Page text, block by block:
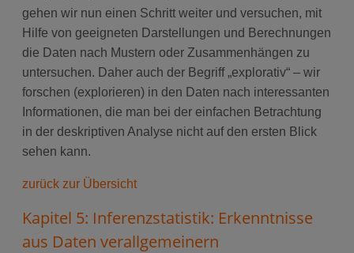
gehen wir nun einen Schritt weiter und versuchen, mit
Hilfe von geeigneten Darstellungen und Berechnungen
die Daten nach Mustern oder Zusammenhängen zu
untersuchen. Daher auch der Begriff „explorativ“ – wir
forschen (explorieren) in den Daten nach interessanten
Informationen, die man bei der einfachen Betrachtung
in der deskriptiven Analyse nicht auf den ersten Blick
sehen kann.
zurück zur Übersicht
Kapitel 5: Inferenzstatistik: Erkenntnisse
aus Daten verallgemeinern